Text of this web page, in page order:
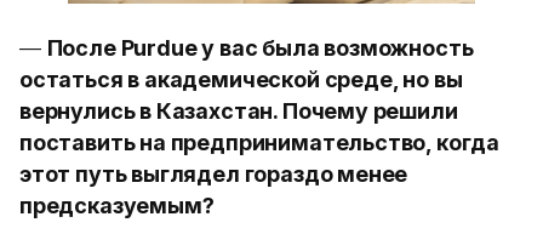
— После Purdue у вас была возможность
остаться в академической среде, но вы
вернулись в Казахстан. Почему решили
поставить на предпринимательство, когда
этот путь выглядел гораздо менее
предсказуемым?